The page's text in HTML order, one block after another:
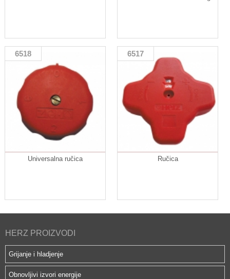
6518
Universalna ručica
6517
Ručica
HERZ PROIZVODI
Grijanje i hladjenje
Obnovljivi izvori energije